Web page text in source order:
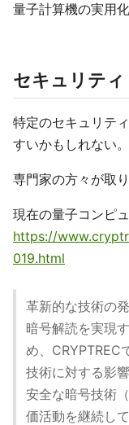
量子計算機の実用
セキュリティ
特定のセキュリテ
すいかもしれない。
専門家の方々が取
現在の量子コンピ
https://
019.html
革新的な技術の
暗号解読を実現
め、CRYPTREC
技術に対する影
安全な暗号技術
価活動を継続して